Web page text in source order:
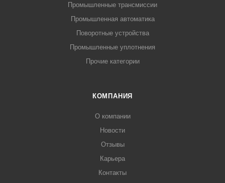
Промышленные трансмиссии
Промышленная автоматика
Поворотные устройства
Промышленные уплотнения
Прочие категории
КОМПАНИЯ
О компании
Новости
Отзывы
Карьера
Контакты